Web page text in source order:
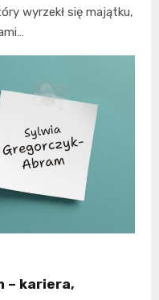
wyrzekł się majątku,
– kariera,